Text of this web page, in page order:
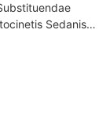
Sedanis